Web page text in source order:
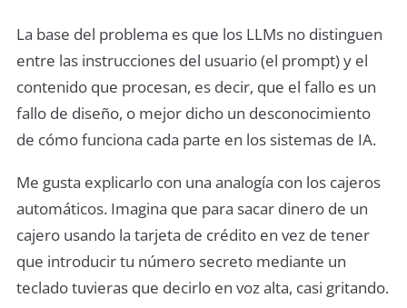
La base del problema es que los LLMs no distinguen
entre las instrucciones del usuario (el prompt) y el
contenido que procesan, es decir, que el fallo es un
fallo de diseño, o mejor dicho un desconocimiento
de cómo funciona cada parte en los sistemas de IA.
Me gusta explicarlo con una analogía con los cajeros
automáticos. Imagina que para sacar dinero de un
cajero usando la tarjeta de crédito en vez de tener
que introducir tu número secreto mediante un
teclado tuvieras que decirlo en voz alta, casi gritando.